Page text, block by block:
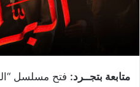
متابعة بتجــرد: فتح مسلسل